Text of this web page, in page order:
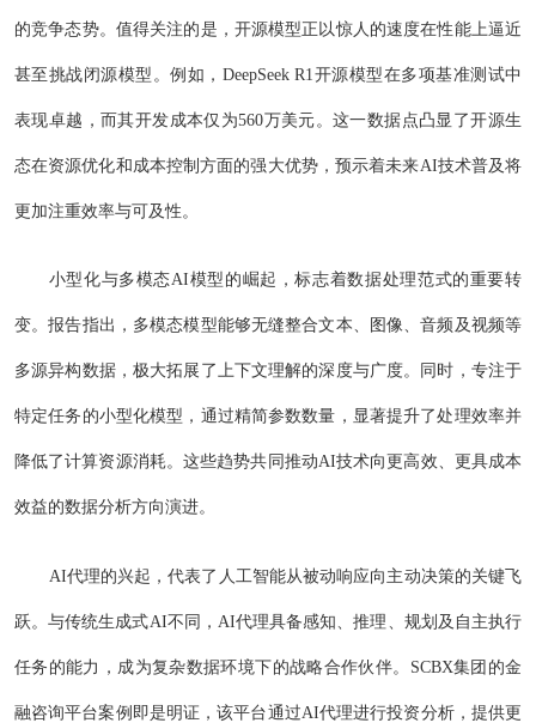
的竞争态势。值得关注的是，开源模型正以惊人的速度在性能上逼近
甚至挑战闭源模型。例如，DeepSeek R1开源模型在多项基准测试中
表现卓越，而其开发成本仅为560万美元。这一数据点凸显了开源生
态在资源优化和成本控制方面的强大优势，预示着未来AI技术普及将
更加注重效率与可及性。
小型化与多模态AI模型的崛起，标志着数据处理范式的重要转
变。报告指出，多模态模型能够无缝整合文本、图像、音频及视频等
多源异构数据，极大拓展了上下文理解的深度与广度。同时，专注于
特定任务的小型化模型，通过精简参数数量，显著提升了处理效率并
降低了计算资源消耗。这些趋势共同推动AI技术向更高效、更具成本
效益的数据分析方向演进。
AI代理的兴起，代表了人工智能从被动响应向主动决策的关键飞
跃。与传统生成式AI不同，AI代理具备感知、推理、规划及自主执行
任务的能力，成为复杂数据环境下的战略合作伙伴。SCBX集团的金
融咨询平台案例即是明证，该平台通过AI代理进行投资分析，提供更